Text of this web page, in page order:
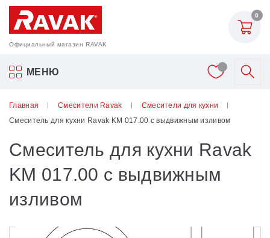
Официальный магазин RAVAK
0
МЕНЮ
Акриловые ванны Ravak
Аксессуары
Унитазы и биде
Главная Смесители Ravak
Смесители для кухни
Смеситель для кухни Ravak KM 017.00 с выдвижным изливом
Смеситель для кухни Ravak
KM 017.00 с выдвижным
изливом